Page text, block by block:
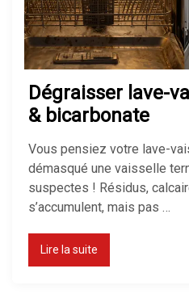
Dégraisser lave-
& bicarbonate
Vous pensiez votre lave-
démasqué une vaisselle
suspectes ! Résidus,
s’accumulent, mais pas …
Lire la suite